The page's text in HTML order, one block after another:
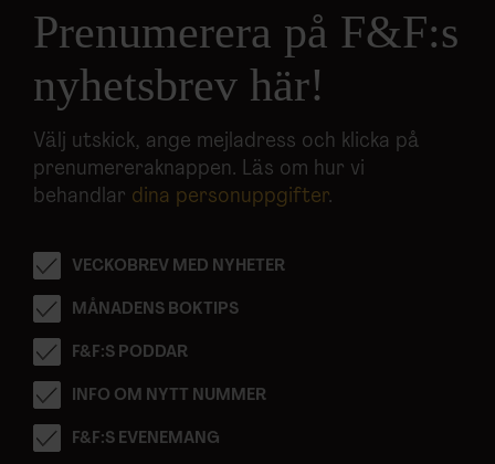
Prenumerera på F&F:s
nyhetsbrev här!
Välj utskick, ange mejladress och klicka på
prenumereraknappen. Läs om hur vi
behandlar dina personuppgifter.
VECKOBREV MED NYHETER
MÅNADENS BOKTIPS
F&F:S PODDAR
INFO OM NYTT NUMMER
F&F:S EVENEMANG